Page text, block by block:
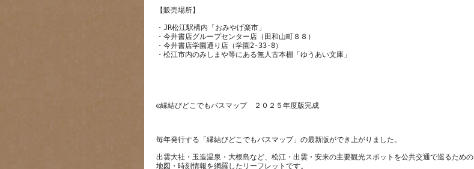
・JR松江駅構内「おみやげ楽市」
・今井書店グループセンター店（田和山町８８）
・今井書店学園通り店（学園2-33-8）
出雲大社・玉造温泉・大根島など、松江・出雲・安来の主要観光スポットを公共交通で巡るための